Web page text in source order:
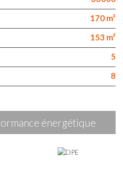
170 m²
153 m²
5
8
énergétique